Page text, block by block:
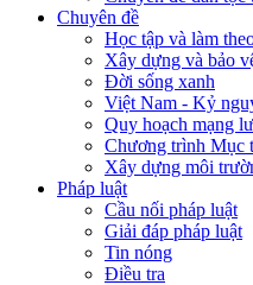
Chuyên đề
Học tập và làm
Xây dựng và bảo
Đời sống xanh
Việt Nam - Kỷ
Quy hoạch mạng
Chương trình Mục
Xây dựng môi
Pháp luật
Cầu nối pháp luật
Giải đáp pháp luật
Tin nóng
Điều tra